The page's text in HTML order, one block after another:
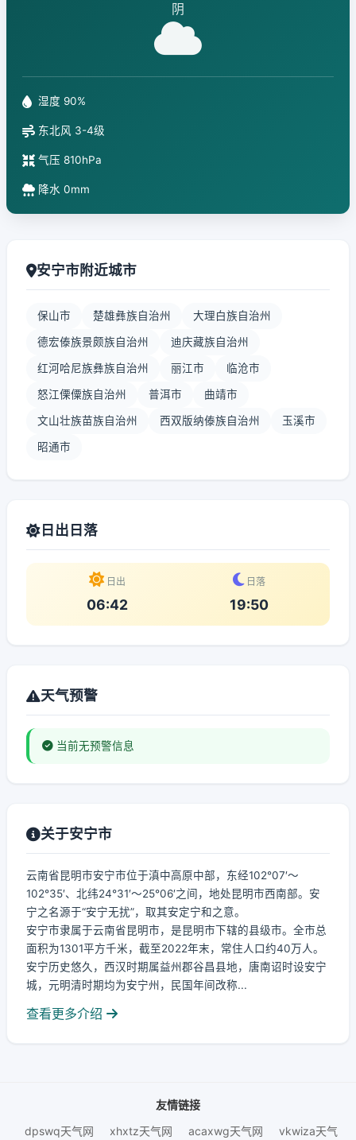
阴
湿度 90%
东北风 3-4级
气压 810hPa
降水 0mm
安宁市附近城市
保山市 楚雄彝族自治州 大理白族自治州
德宏傣族景颇族自治州 迪庆藏族自治州
红河哈尼族彝族自治州 丽江市 临沧市
怒江傈僳族自治州 普洱市 曲靖市
文山壮族苗族自治州 西双版纳傣族自治州 玉溪市
昭通市
日出日落
日出
06:42
日落
19:50
天气预警
当前无预警信息
关于安宁市
云南省昆明市安宁市位于滇中高原中部，东经102°07′～
102°35′、北纬24°31′～25°06′之间，地处昆明市西南部。安
宁之名源于“安宁无扰”，取其安定宁和之意。
安宁市隶属于云南省昆明市，是昆明市下辖的县级市。全市总
面积为1301平方千米，截至2022年末，常住人口约40万人。
安宁历史悠久，西汉时期属益州郡谷昌县地，唐南诏时设安宁
城，元明清时期均为安宁州，民国年间改称...
查看更多介绍
友情链接
dpswq天气网
xhxtz天气网 acaxwg天气网 vkwiza天气